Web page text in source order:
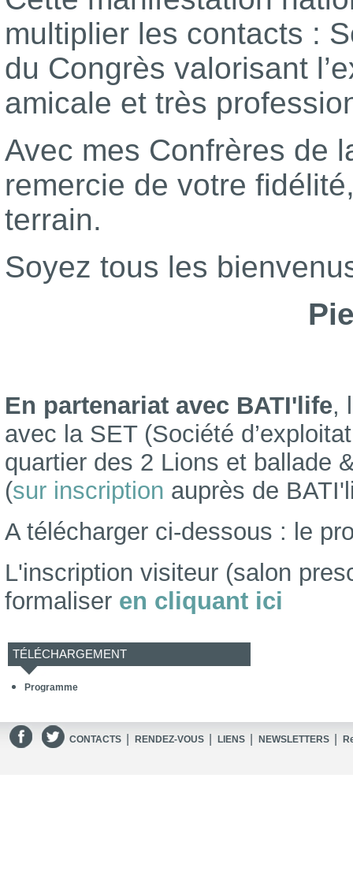
multiplier les contacts :
du Congrès valorisant
amicale et très
Avec mes Confrères de
remercie de votre
terrain.
Soyez tous les
En partenariat avec BATI'life,
avec la SET (Société
quartier des 2 Lions et ballade
(sur inscription auprès de
A télécharger ci-dessous : le
L'inscription visiteur (salon
formaliser en cliquant ici
TÉLÉCHARGEMENT
Programme
CONTACTS RENDEZ-VOUS LIENS NEWSLETTERS